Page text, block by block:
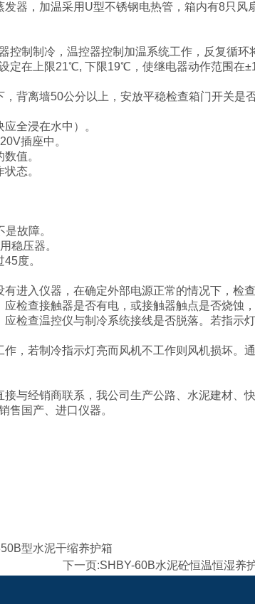
器，加温采用U型不锈钢电热管，箱内有8只风
控制制冷，温控器控制加温系统工作，反复循
定在上限21℃, 下限19℃，使继电器动作范围在
背离墙50公分以上，安放平稳检查箱门开关是
全浸在水中）。
插座中。
值。
态。
故障。
稳压器。
度。
进入仪器，在确定外部电源正常的情况下，检查
检查接触器是否有电，或接触器触点是否烧蚀
检查温控仪与制冷系统接线是否脱落。若指示
，若制冷指示灯亮而风机不工作则风机损坏。
与经销商联系，我公司生产公路、水泥建材、
售国产、进口仪器。
型水泥干缩养护箱
下一页:SHBY-60B水泥砼恒温恒湿养